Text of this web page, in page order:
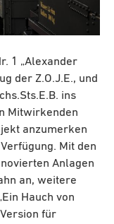
1 „Alexander
der Z.O.J.E., und
ins
Mitwirkenden
anzumerken
Mit den
Anlagen
an, weitere
Hauch von
für